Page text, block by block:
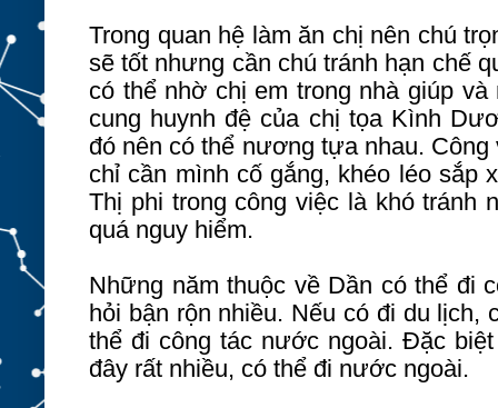
Trong quan hệ làm ăn chị nên chú
sẽ tốt nhưng cần chú tránh hạn chế
có thể nhờ chị em trong nhà giúp
cung huynh đệ của chị tọa Kình
đó nên có thể nương tựa nhau.
chỉ cần mình cố gắng, khéo léo sắp
Thị phi trong công việc là khó tránh
quá nguy hiểm.
Những năm thuộc về Dần có thể đi
hỏi bận rộn nhiều. Nếu có đi du lịch,
thể đi công tác nước ngoài. Đặc
đây rất nhiều, có thể đi nước ngoài.